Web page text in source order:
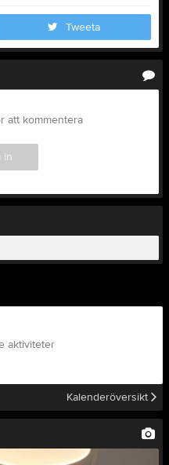
Tweeta
att kommentera
in
aktiviteter
Kalenderöversikt